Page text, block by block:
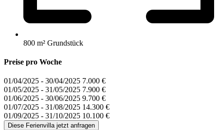
800 m² Grundstück
Preise pro Woche
01/04/2025 - 30/04/2025 7.000 €
01/05/2025 - 31/05/2025 7.900 €
01/06/2025 - 30/06/2025 9.700 €
01/07/2025 - 31/08/2025 14.300 €
01/09/2025 - 31/10/2025 10.100 €
Diese Ferienvilla jetzt anfragen